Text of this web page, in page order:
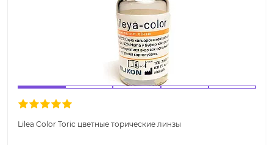
Lilea Color Toric цветные торические линзы